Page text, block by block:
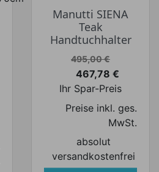
Manutti SIENA
Teak
Handtuchhalter
Verkaufspreis
495,00 €
Preis
467,78 €
Ihr Spar-Preis
Preise inkl. ges.
MwSt.
absolut
versandkostenfrei